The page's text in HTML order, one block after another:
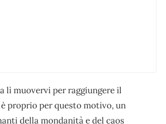
lì muovervi per raggiungere il
proprio per questo motivo, un
della mondanità e del caos